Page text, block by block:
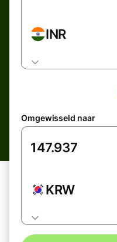
INR
Omgewisseld naar
KRW